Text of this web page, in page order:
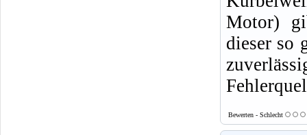
Motor)
dieser so
Bewerten - Schlecht